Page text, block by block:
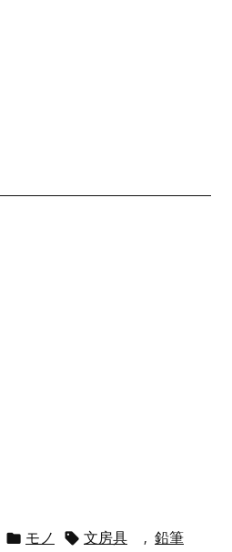
 モノ  文房具 , 鉛筆